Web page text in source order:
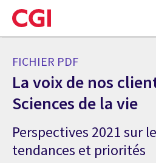
Skip
to
main
FICHIER PDF
La voix de nos
Sciences de la vie
Perspectives 2021 sur
tendances et priorités